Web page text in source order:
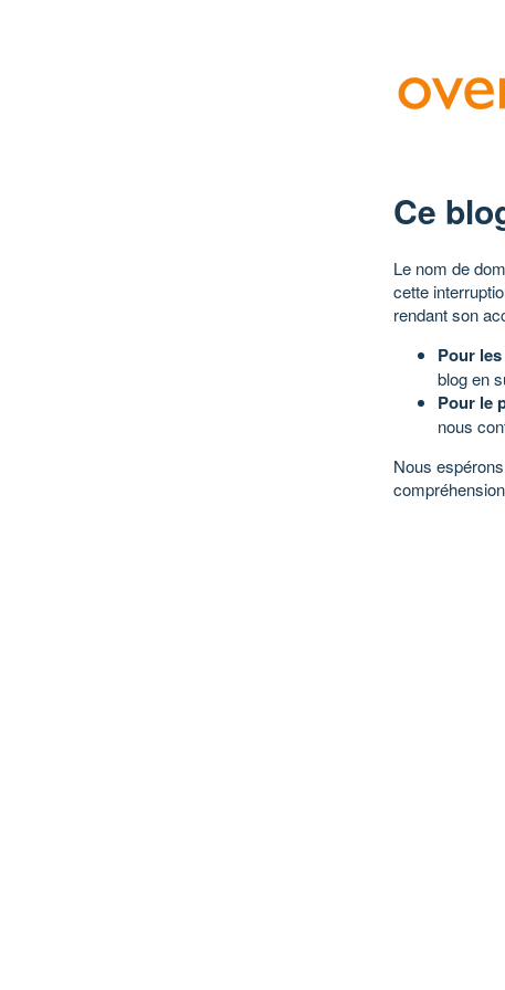
Ce
Le nom de
cette
rendant son
Pour
blog en
Pour le
nous
Nous